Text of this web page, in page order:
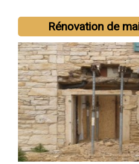
Rénovation de